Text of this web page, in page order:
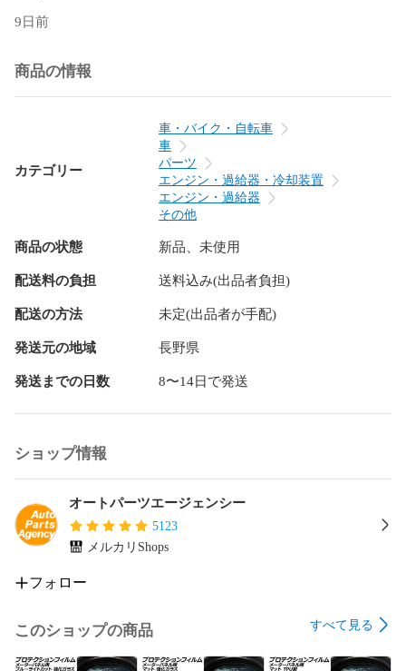
4シリーズ F32/F33/F36
5シリーズ F10/F11/G30/G31
M5 F90
6シリーズ G32
8シリーズ G14/G15/G16
M8 F91/F92/F93
X3 F25/G01
X6 G06
X7 G07
ロールスロイス
ファントム8 2018-
※こちらの商品は純正品ではございません。
※入荷時期により、若干の仕様変更がある場合がございます。
必ず、参考互換品番がお車に合うかご確認下さい。
※取り付けは専門業者様へご依頼することをお奨めします。
※商品の取り付けにつきまして、当店でのサポートおよびアド
バイスは行っておりません。
また、取り付けや使用に際して生じた破損での返品・交換
は致しかねます。
※取り付け前に必ずフィッティング確認(仮合わせ)をお願いし
ます。
※輸入品の為、多少の汚れ、スレがある場合がございます。
当社では複数店舗を運営し他店舗でも販売しております。
9日前
商品の情報
カテゴリー
車・バイク・自転車
車
パーツ
エンジン・過給器・冷却装置
エンジン・過給器
その他
商品の状態 新品、未使用
配送料の負担 送料込み(出品者負担)
配送の方法 未定(出品者が手配)
発送元の地域 長野県
発送までの日数 8〜14日で発送
ショップ情報
オートパーツエージェンシー
5123
メルカリShops
フォロー
このショップの商品 すべて見る